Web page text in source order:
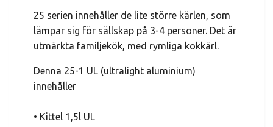
25 serien innehåller de lite större kärlen, som
lämpar sig för sällskap på 3-4 personer. Det är
utmärkta familjekök, med rymliga kokkärl.
Denna 25-1 UL (ultralight aluminium)
innehåller
• Kittel 1,5l UL